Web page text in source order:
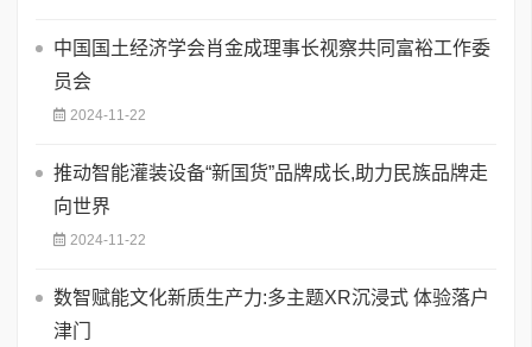
中国国土经济学会肖金成理事长视察共同富裕工作委
员会
2024-11-22
推动智能灌装设备“新国货”品牌成长,助力民族品牌走
向世界
2024-11-22
数智赋能文化新质生产力:多主题XR沉浸式 体验落户
津门